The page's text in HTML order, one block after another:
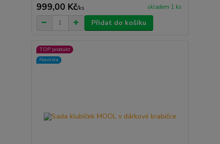
999,00 Kč/ks skladem 1 ks
Přidat do košíku
TOP produkt
Novinka